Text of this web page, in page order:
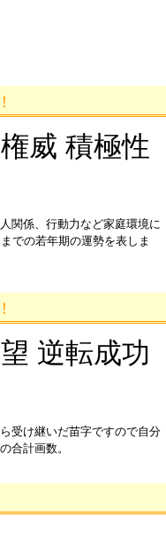
！
威 積極性
関係、行動力など家庭環境に
での若年期の運勢を表しま
！
逆転成功
受け継いだ苗字ですので自分
合計画数。